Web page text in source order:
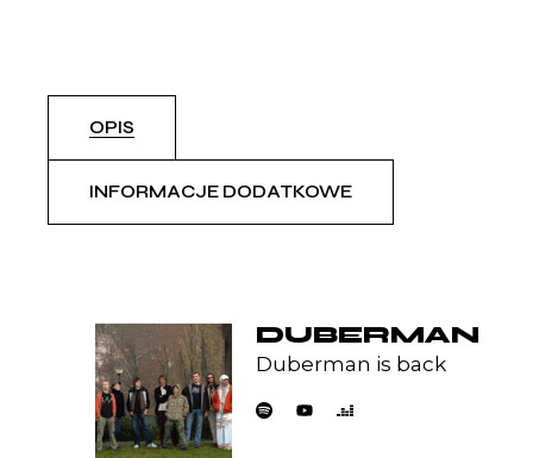
OPIS
INFORMACJE DODATKOWE
DUBERMAN
Duberman is back